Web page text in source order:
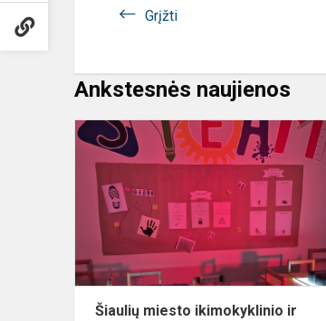
Grįžti
Ankstesnės naujienos
Šiaulių miesto ikimokyklinio ir